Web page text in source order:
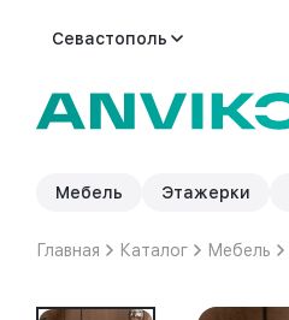
Севастополь
Мебель Этажерки
Главная Каталог Мебель